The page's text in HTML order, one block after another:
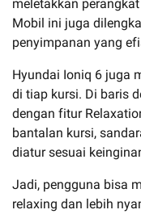
meletakkan
Mobil ini juga
penyimpanan yang
Hyundai Ioniq 6 juga
di tiap kursi. Di baris
dengan fitur
bantalan kursi,
diatur sesuai
Jadi, pengguna bisa
relaxing dan lebih